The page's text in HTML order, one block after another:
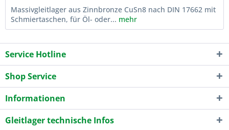
Massivgleitlager aus Zinnbronze CuSn8 nach DIN 17662 mit
Schmiertaschen, für Öl- oder... mehr
Service Hotline
Shop Service
Informationen
Gleitlager technische Infos